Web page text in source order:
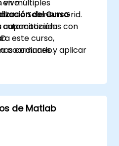
en múltiples
Selenium Grid.
con
comunes y aplicar
vivo.
del Curso
capacitación
este curso,
coordinarlo.
de Matlab